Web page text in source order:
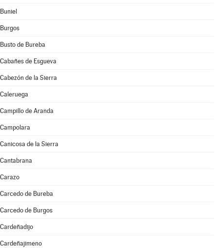
Buniel
Burgos
Busto de Bureba
Cabañes de Esgueva
Cabezón de la Sierra
Caleruega
Campillo de Aranda
Campolara
Canicosa de la Sierra
Cantabrana
Carazo
Carcedo de Bureba
Carcedo de Burgos
Cardeñadijo
Cardeñajimeno